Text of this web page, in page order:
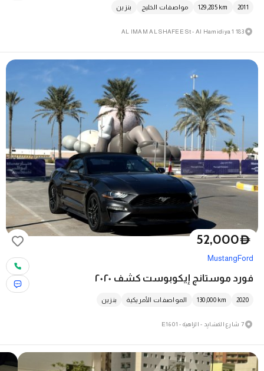
2011
129,285 km مواصفات الخليج بنزين
183 AL IMAM AL SHAFEE St - Al Hamidiya 1
D
52,000
Ford
Mustang
فورد موستانج إيكوبوست كشف ٢٠٢٠
2020
130,000 km المواصفات الأمريكية بنزين
7 شارع المَسَايِد - الزاهية - E16 01